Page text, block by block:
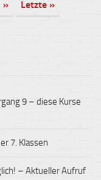
» Letzte »
9 – diese Kurse
7. Klassen
– Aktueller Aufruf